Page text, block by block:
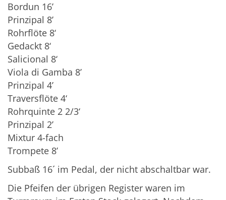
Bordun 16’
Prinzipal 8’
Rohrflöte 8‘
Gedackt 8‘
Salicional 8‘
Viola di Gamba 8’
Prinzipal 4’
Traversflöte 4‘
Rohrquinte 2 2/3‘
Prinzipal 2’
Mixtur 4-fach
Trompete 8’
Subbaß 16´ im Pedal, der nicht abschaltbar war.
Die Pfeifen der übrigen Register waren im